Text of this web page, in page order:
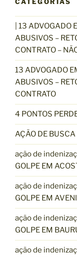
| 13 ADVOGADO
ABUSIVOS –
CONTRATO –
13 ADVOGADO
ABUSIVOS –
CONTRATO
4 PONTOS
AÇÃO DE
ação de
GOLPE EM
ação de
GOLPE EM
ação de
GOLPE EM
ação de